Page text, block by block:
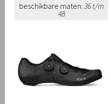
beschikbare maten: 36 t/m
48